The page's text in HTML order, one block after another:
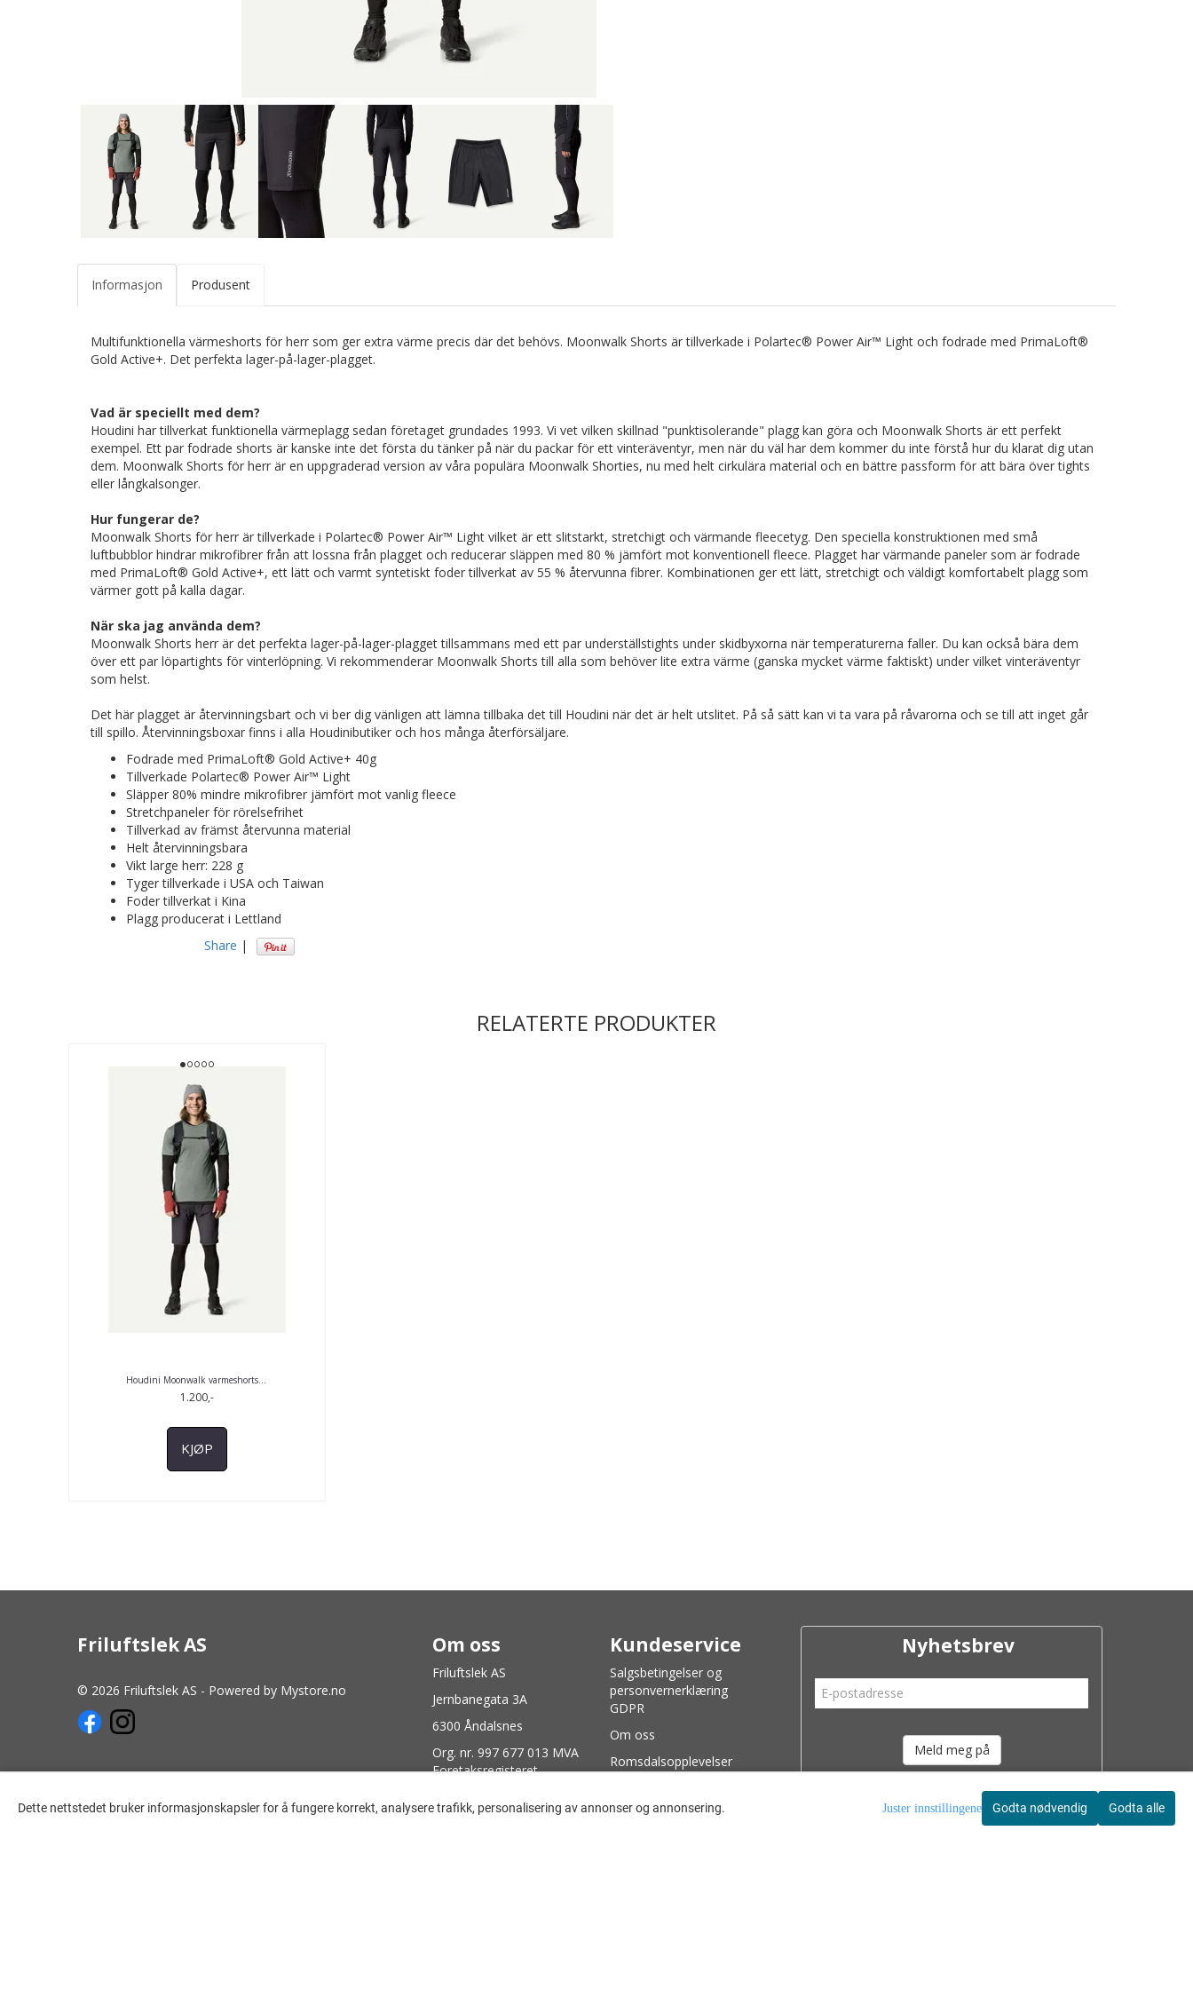
Informasjon Produsent
Multifunktionella värmeshorts för herr som ger extra värme precis där det behövs. Moonwalk Shorts är tillverkade i Polartec® Power Air™ Light och fodrade med PrimaLoft®
Gold Active+. Det perfekta lager-på-lager-plagget.
Vad är speciellt med dem?
Houdini har tillverkat funktionella värmeplagg sedan företaget grundades 1993. Vi vet vilken skillnad "punktisolerande" plagg kan göra och Moonwalk Shorts är ett perfekt
exempel. Ett par fodrade shorts är kanske inte det första du tänker på när du packar för ett vinteräventyr, men när du väl har dem kommer du inte förstå hur du klarat dig utan
dem. Moonwalk Shorts för herr är en uppgraderad version av våra populära Moonwalk Shorties, nu med helt cirkulära material och en bättre passform för att bära över tights
eller långkalsonger.
Hur fungerar de?
Moonwalk Shorts för herr är tillverkade i Polartec® Power Air™ Light vilket är ett slitstarkt, stretchigt och värmande fleecetyg. Den speciella konstruktionen med små
luftbubblor hindrar mikrofibrer från att lossna från plagget och reducerar släppen med 80 % jämfört mot konventionell fleece. Plagget har värmande paneler som är fodrade
med PrimaLoft® Gold Active+, ett lätt och varmt syntetiskt foder tillverkat av 55 % återvunna fibrer. Kombinationen ger ett lätt, stretchigt och väldigt komfortabelt plagg som
värmer gott på kalla dagar.
När ska jag använda dem?
Moonwalk Shorts herr är det perfekta lager-på-lager-plagget tillsammans med ett par underställstights under skidbyxorna när temperaturerna faller. Du kan också bära dem
över ett par löpartights för vinterlöpning. Vi rekommenderar Moonwalk Shorts till alla som behöver lite extra värme (ganska mycket värme faktiskt) under vilket vinteräventyr
som helst.
Det här plagget är återvinningsbart och vi ber dig vänligen att lämna tillbaka det till Houdini när det är helt utslitet. På så sätt kan vi ta vara på råvarorna och se till att inget går
till spillo. Återvinningsboxar finns i alla Houdinibutiker och hos många återförsäljare.
Fodrade med PrimaLoft® Gold Active+ 40g
Tillverkade Polartec® Power Air™ Light
Släpper 80% mindre mikrofibrer jämfört mot vanlig fleece
Stretchpaneler för rörelsefrihet
Tillverkad av främst återvunna material
Helt återvinningsbara
Vikt large herr: 228 g
Tyger tillverkade i USA och Taiwan
Foder tillverkat i Kina
Plagg producerat i Lettland
Share |
RELATERTE PRODUKTER
Houdini Moonwalk varmeshorts...
1.200,-
KJØP
Friluftslek AS
© 2026 Friluftslek AS - Powered by Mystore.no
Om oss
Friluftslek AS
Jernbanegata 3A
6300 Åndalsnes
Org. nr. 997 677 013 MVA
Foretaksregisteret
info@friluftslek.no
Kundeservice
Salgsbetingelser og
personvernerklæring
GDPR
Om oss
Romsdalsopplevelser
Nyhetsbrev
Meld meg på
Dette nettstedet bruker informasjonskapsler for å fungere korrekt, analysere trafikk, personalisering av annonser og annonsering. Godta nødvendig Godta alle
Juster innstillingene